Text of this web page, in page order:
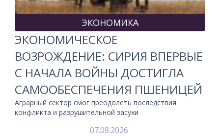
ЭКОНОМИКА
ЭКОНОМИЧЕСКОЕ
ВОЗРОЖДЕНИЕ: СИРИЯ ВПЕРВЫЕ
С НАЧАЛА ВОЙНЫ ДОСТИГЛА
САМООБЕСПЕЧЕНИЯ ПШЕНИЦЕЙ
Аграрный сектор смог преодолеть последствия
конфликта и разрушительной засухи
07.08.2026